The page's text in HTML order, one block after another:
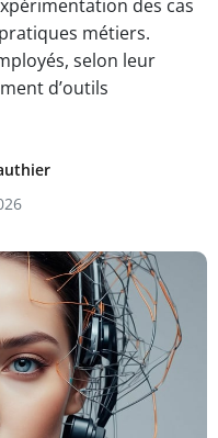
des cas
métiers.
selon leur
d’outils